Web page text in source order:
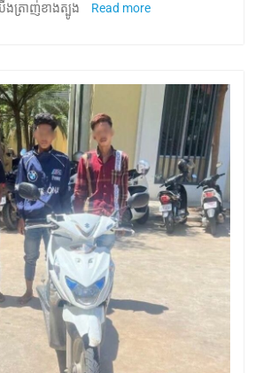
ងត្រាញ់ខាងត្បូង
Read more